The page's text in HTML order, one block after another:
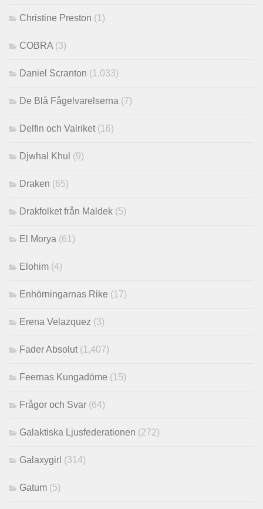
Christine Preston (1)
COBRA (3)
Daniel Scranton (1,033)
De Blå Fågelvarelserna (7)
Delfin och Valriket (16)
Djwhal Khul (9)
Draken (65)
Drakfolket från Maldek (5)
El Morya (61)
Elohim (4)
Enhörningarnas Rike (17)
Erena Velazquez (3)
Fader Absolut (1,407)
Feernas Kungadöme (15)
Frågor och Svar (64)
Galaktiska Ljusfederationen (272)
Galaxygirl (314)
Gatum (5)